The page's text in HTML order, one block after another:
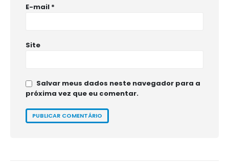
E-mail *
Site
Salvar meus dados neste navegador para a
próxima vez que eu comentar.